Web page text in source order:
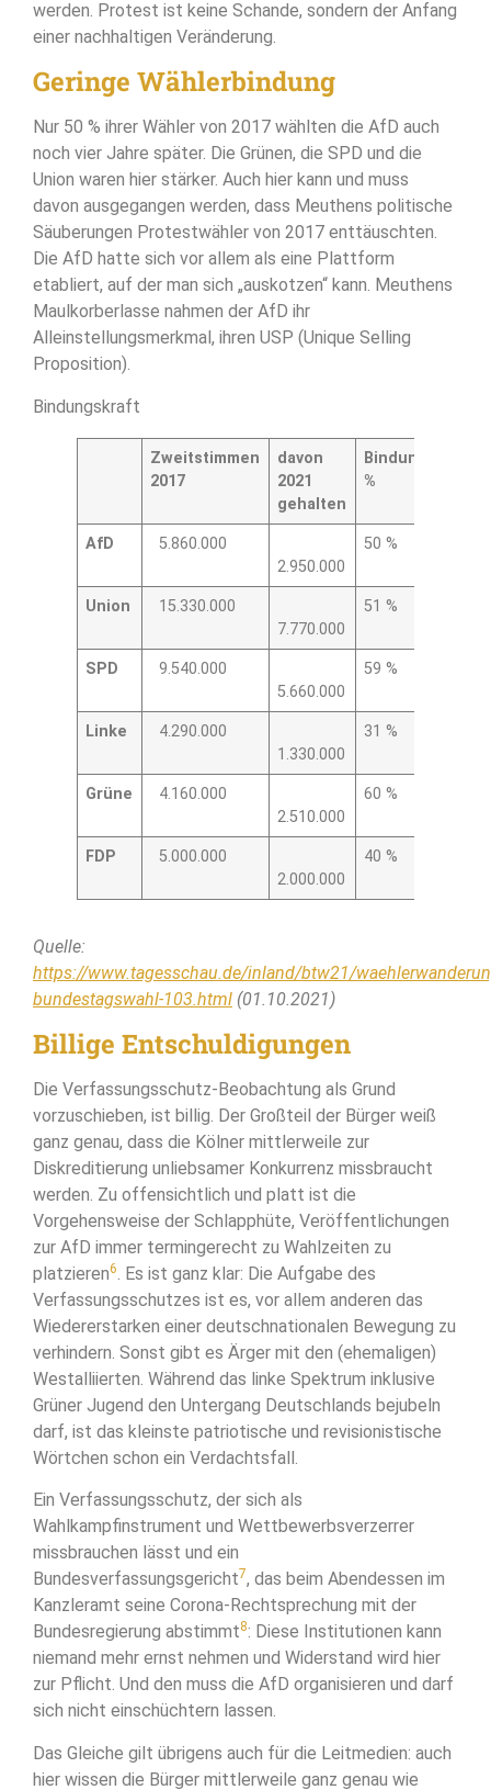
werden. Protest ist keine Schande, sondern der Anfang
einer nachhaltigen Veränderung.
Geringe Wählerbindung
Nur 50 % ihrer Wähler von 2017 wählten die AfD auch
noch vier Jahre später. Die Grünen, die SPD und die
Union waren hier stärker. Auch hier kann und muss
davon ausgegangen werden, dass Meuthens politische
Säuberungen Protestwähler von 2017 enttäuschten.
Die AfD hatte sich vor allem als eine Plattform
etabliert, auf der man sich „auskotzen“ kann. Meuthens
Maulkorberlasse nahmen der AfD ihr
Alleinstellungsmerkmal, ihren USP (Unique Selling
Proposition).
Bindungskraft
Zweitstimmen
2017
davon
2021
gehalten
Bindung
%
AfD
5.860.000
2.950.000
50 %
Union
15.330.000
7.770.000
51 %
SPD
9.540.000
5.660.000
59 %
Linke
4.290.000
1.330.000
31 %
Grüne
4.160.000
2.510.000
60 %
FDP
5.000.000
2.000.000
40 %
Quelle:
https://www.tagesschau.de/inland/btw21/
bundestagswahl-103.html (01.10.2021)
Billige Entschuldigungen
Die Verfassungsschutz-Beobachtung als Grund
vorzuschieben, ist billig. Der Großteil der Bürger weiß
ganz genau, dass die Kölner mittlerweile zur
Diskreditierung unliebsamer Konkurrenz missbraucht
werden. Zu offensichtlich und platt ist die
Vorgehensweise der Schlapphüte, Veröffentlichungen
zur AfD immer termingerecht zu Wahlzeiten zu
platzieren6. Es ist ganz klar: Die Aufgabe des
Verfassungsschutzes ist es, vor allem anderen das
Wiedererstarken einer deutschnationalen Bewegung zu
verhindern. Sonst gibt es Ärger mit den (ehemaligen)
Westalliierten. Während das linke Spektrum inklusive
Grüner Jugend den Untergang Deutschlands bejubeln
darf, ist das kleinste patriotische und revisionistische
Wörtchen schon ein Verdachtsfall.
Ein Verfassungsschutz, der sich als
Wahlkampfinstrument und Wettbewerbsverzerrer
missbrauchen lässt und ein
Bundesverfassungsgericht7, das beim Abendessen im
Kanzleramt seine Corona-Rechtsprechung mit der
Bundesregierung abstimmt8: Diese Institutionen kann
niemand mehr ernst nehmen und Widerstand wird hier
zur Pflicht. Und den muss die AfD organisieren und darf
sich nicht einschüchtern lassen.
Das Gleiche gilt übrigens auch für die Leitmedien: auch
hier wissen die Bürger mittlerweile ganz genau wie